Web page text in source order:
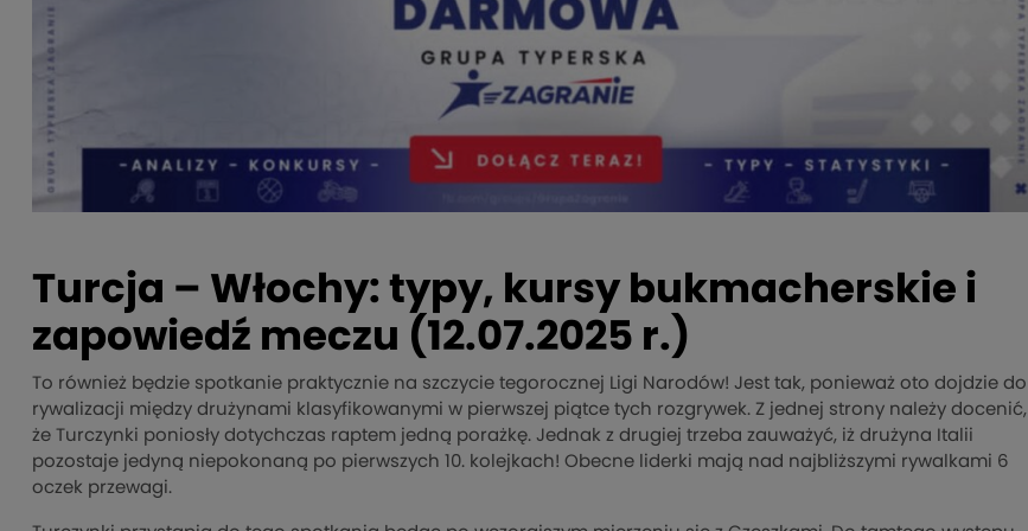
Turcja – Włochy: typy, kursy bukmacherskie i
zapowiedź meczu (12.07.2025 r.)
To również będzie spotkanie praktycznie na szczycie tegorocznej Ligi Narodów! Jest tak, ponieważ oto dojdzie do
rywalizacji między drużynami klasyfikowanymi w pierwszej piątce tych rozgrywek. Z jednej strony należy docenić,
że Turczynki poniosły dotychczas raptem jedną porażkę. Jednak z drugiej trzeba zauważyć, iż drużyna Italii
pozostaje jedyną niepokonaną po pierwszych 10. kolejkach! Obecne liderki mają nad najbliższymi rywalkami 6
oczek przewagi.